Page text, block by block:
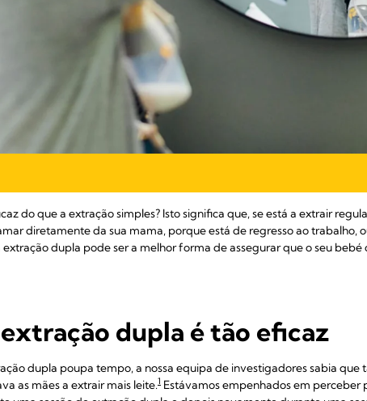
do que a extração simples? Isto significa que, se está a extrair
diretamente da sua mama, porque está de regresso ao trabalho,
dupla pode ser a melhor forma de assegurar que o seu bebé
dupla é tão eficaz
dupla poupa tempo, a nossa equipa de investigadores sabia que
as mães a extrair mais leite.1 Estávamos empenhados em perceber